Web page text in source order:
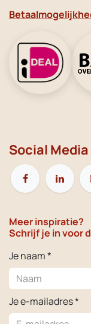
Social Media
Meer inspiratie?
Schrijf je in voor
Je naam *
Je e-mailadres *